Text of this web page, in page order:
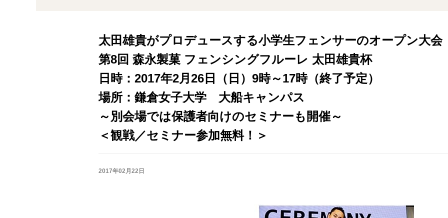
太田雄貴がプロデュースする小学生フェンサーのオープン大会
第8回 森永製菓 フェンシングフルーレ 太田雄貴杯
日時：2017年2月26日（日）9時～17時（終了予定）
場所：鎌倉女子大学 大船キャンパス
～別会場では保護者向けのセミナーも開催～
＜観戦／セミナー参加無料！＞
2017年02月22日